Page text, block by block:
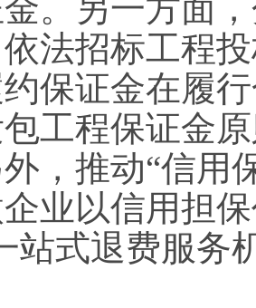
。另一方面
法招标工程
保证金在履
工程保证金
，推动“信用
业以信用担
站式退费服务